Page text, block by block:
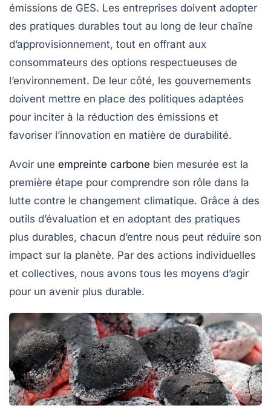
émissions de GES. Les entreprises doivent adopter
des pratiques durables tout au long de leur chaîne
d’approvisionnement, tout en offrant aux
consommateurs des options respectueuses de
l’environnement. De leur côté, les gouvernements
doivent mettre en place des politiques adaptées
pour inciter à la réduction des émissions et
favoriser l’innovation en matière de durabilité.
Avoir une empreinte carbone bien mesurée est la
première étape pour comprendre son rôle dans la
lutte contre le changement climatique. Grâce à des
outils d’évaluation et en adoptant des pratiques
plus durables, chacun d’entre nous peut réduire son
impact sur la planète. Par des actions individuelles
et collectives, nous avons tous les moyens d’agir
pour un avenir plus durable.